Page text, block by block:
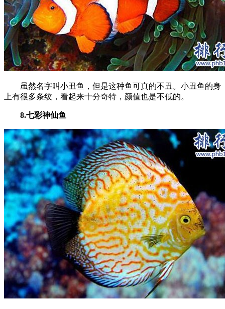
虽然名字叫小丑鱼，但是这种鱼可真的不丑。小丑鱼的身
上有很多条纹，看起来十分奇特，颜值也是不低的。
8.七彩神仙鱼